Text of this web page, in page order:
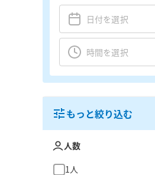
もっと絞り込む
人数
1人